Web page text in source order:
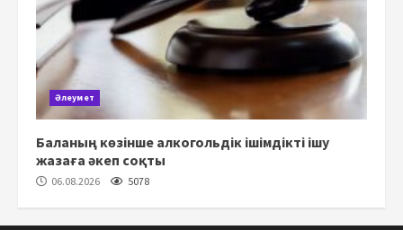
Әлеумет
Баланың көзінше алкогольдік ішімдікті ішу
жазаға әкеп соқты
06.08.2026 5078